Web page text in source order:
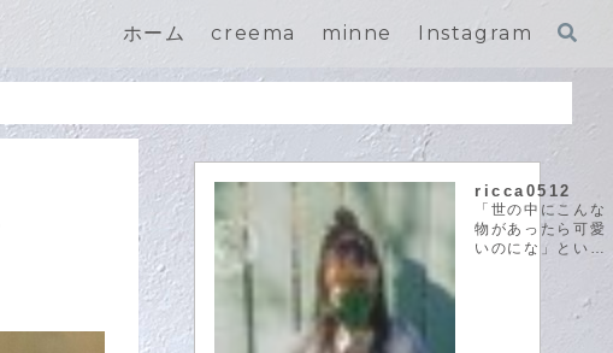
ホーム creema minne Instagram
ricca0512
「世の中にこんな
物があったら可愛
いのにな」という
することが大好き